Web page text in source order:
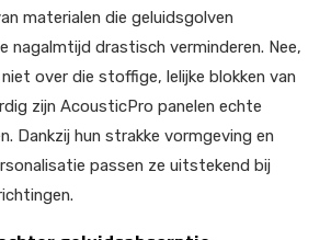
materialen die geluidsgolven
nagalmtijd drastisch verminderen. Nee,
over die stoffige, lelijke blokken van
zijn AcousticPro panelen echte
Dankzij hun strakke vormgeving en
passen ze uitstekend bij